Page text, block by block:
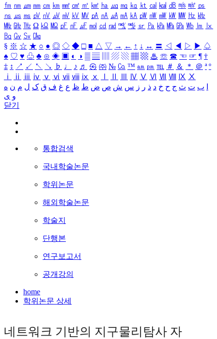
㎙ ㎚ ㎛ ㎜ ㎝ ㎞ ㎟ ㎠ ㎡ ㎢ ㏊ ㎍ ㎎ ㎏ ㏏ ㎈ ㎉ ㏈ ㎧ ㎨ ㎰
㎱ ㎲ ㎳ ㎴ ㎵ ㎶ ㎷ ㎸ ㎹ ㎀ ㎁ ㎂ ㎃ ㎄ ㎺ ㎻ ㎽ ㎾ ㎿ ㎐ ㎑
㎒ ㎓ ㎔ Ω ㏀ ㏁ ㎊ ㎋ ㎌ ㏖ ㏅ ㎭ ㎮ ㎯ ㏛ ㎩ ㎪ ㎫ ㎬ ㏝ ㏐
㏓
㏃ ㏉ ㏜ ㏆
§ ※ ☆ ★ ○ ● ◎ ◇ ◆ □ ■ △ ▽ → ← ↑ ↓ ↔ 〓 ◁ ◀ ▷ ▶ ♤
♠ ♡ ♥ ♧ ♣ ⊙ ◈ ▣ ◐ ◑ ▒ ▤ ▨ ▧ ▦ ▩ ♨ ☏ ☎ ☜ ☞ ¶ †
‡ ↕ ↗ ↙ ↖ ↘ ♭ ♩ ♪ ♬ ㉿ ㈜ № ㏇ ™ ㏂ ㏘ ℡ ＃ ＆ ＊ ＠ ª º
ⅰ
ⅱ ⅲ ⅳ ⅴ ⅵ ⅶ ⅷ ⅸ ⅹ Ⅳ Ⅴ Ⅵ Ⅶ Ⅷ Ⅸ Ⅹ
ب ت ث ج ح خ د ذ ر ز س ش ص ض ط ظ ع غ ف ق ک ل م ن ه
و ی
닫기
통합검색
국내학술논문
학위논문
해외학술논문
학술지
단행본
연구보고서
공개강의
home
학위논문 상세
네트워크 기반의 지구물리탐사 자